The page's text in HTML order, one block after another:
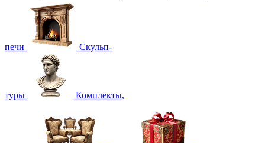
печи Скульп-
туры Комплекты,